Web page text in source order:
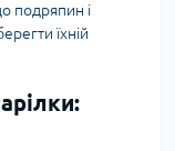
подряпин і
їхній